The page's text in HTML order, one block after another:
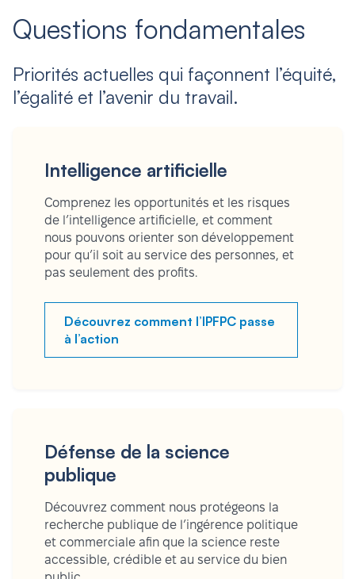
Questions fondamentales
Priorités actuelles qui façonnent l’équité,
l’égalité et l’avenir du travail.
Intelligence artificielle
Comprenez les opportunités et les risques
de l’intelligence artificielle, et comment
nous pouvons orienter son développement
pour qu’il soit au service des personnes, et
pas seulement des profits.
Découvrez comment l’IPFPC passe
à l’action
Défense de la science
publique
Découvrez comment nous protégeons la
recherche publique de l’ingérence politique
et commerciale afin que la science reste
accessible, crédible et au service du bien